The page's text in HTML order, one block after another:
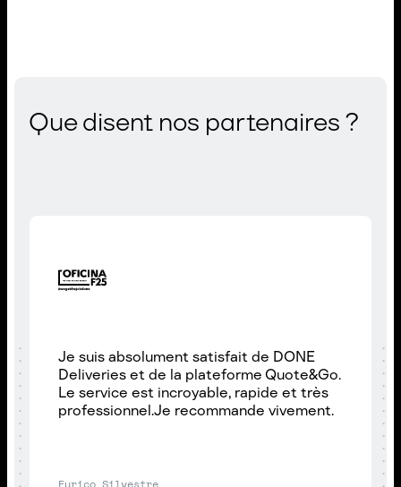
Que disent nos partenaires ?
Je suis absolument satisfait de DONE
Deliveries et de la plateforme Quote&Go.
Le service est incroyable, rapide et très
professionnel.Je recommande vivement.
Eurico Silvestre